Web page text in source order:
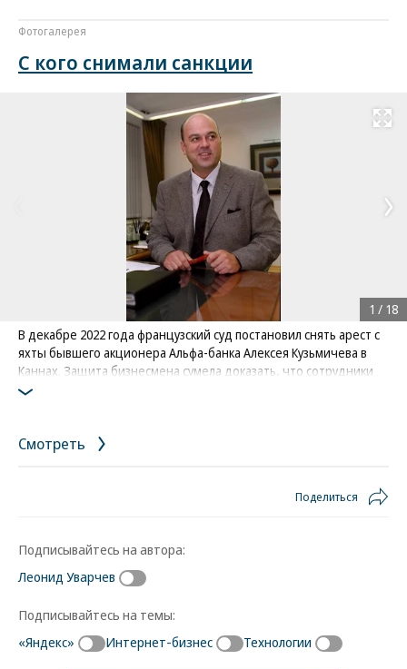
Фотогалерея
С кого снимали санкции
Развернуть
В декабре 2022 года французский суд постановил снять арест с
яхты бывшего акционера Альфа-банка Алексея Кузьмичева в
Каннах. Защита бизнесмена сумела доказать, что сотрудники
таможни не имели права подниматься на борт российских
Фото: Коммерсантъ / Алексей Мякишев
1 / 18
Смотреть
Поделиться
Подписывайтесь на автора:
Леонид Уварчев
Подписывайтесь на темы:
«Яндекс»
Интернет-бизнес Технологии